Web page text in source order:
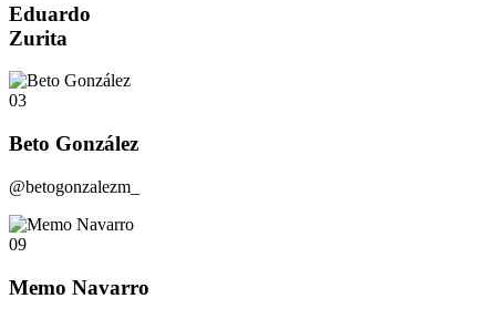
Eduardo
Zurita
03
Beto González
@betogonzalezm_
09
Memo Navarro